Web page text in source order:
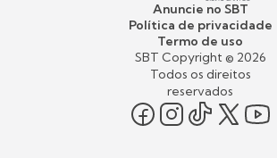
Anuncie no SBT
Política de privacidade
Termo de uso
SBT Copyright © 2026
Todos os direitos
reservados